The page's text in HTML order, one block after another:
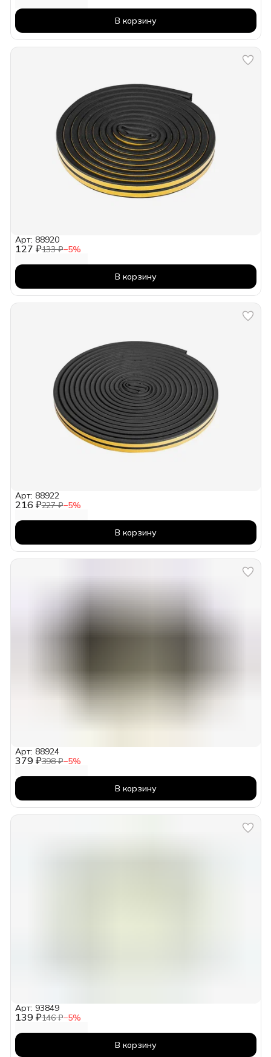
В корзину
127 ₽133 ₽−5%
Арт: 88920
В корзину
216 ₽227 ₽−5%
Арт: 88922
В корзину
379 ₽398 ₽−5%
Арт: 88924
В корзину
139 ₽146 ₽−5%
Арт: 93849
В корзину